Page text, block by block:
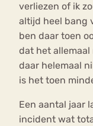
verliezen of ik
altijd heel bang
ben daar toen
dat het
daar helemaal
is het toen
Een aantal jaar
incident wat